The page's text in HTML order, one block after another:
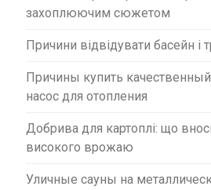
захоплюючим сюжетом
Причини відвідувати басейн і
Причины купить
насос для отопления
Добрива для картоплі: що
високого врожаю
Уличные сауны на